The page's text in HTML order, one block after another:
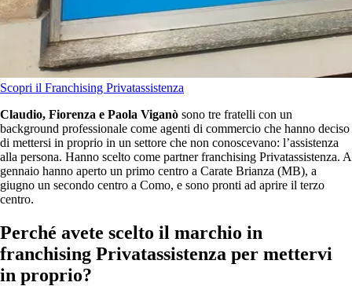
Scopri il Franchising Privatassistenza
Claudio, Fiorenza e Paola Viganò sono tre fratelli con un
background professionale come agenti di commercio che hanno deciso
di mettersi in proprio in un settore che non conoscevano: l’assistenza
alla persona. Hanno scelto come partner franchising Privatassistenza. A
gennaio hanno aperto un primo centro a Carate Brianza (MB), a
giugno un secondo centro a Como, e sono pronti ad aprire il terzo
centro.
Perché avete scelto il marchio in
franchising Privatassistenza per mettervi
in proprio?